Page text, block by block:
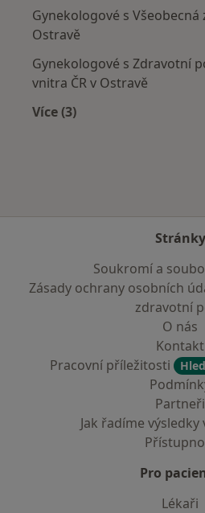
Gynekologové s
Ostravě
Gynekologové s Zdravotní
vnitra ČR v Ostravě
Více (3)
Stránky
Soukromí a
Zásady ochrany osobních
zdravotní
O nás
Kontakt
Pracovní příležitosti
Partneři
Jak řadíme výsledky
Pro
Lékaři